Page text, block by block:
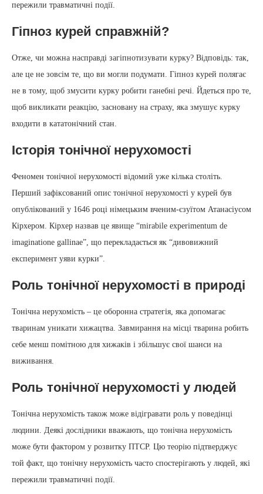
пережили травматичні події.
Гіпноз курей справжній?
Отже, чи можна насправді загіпнотизувати курку? Відповідь: так,
але це не зовсім те, що ви могли подумати. Гіпноз курей полягає
не в тому, щоб змусити курку робити ганебні речі. Йдеться про те,
щоб викликати реакцію, засновану на страху, яка змушує курку
входити в кататонічний стан.
Історія тонічної нерухомості
Феномен тонічної нерухомості відомий уже кілька століть.
Перший зафіксований опис тонічної нерухомості у курей був
опублікований у 1646 році німецьким вченим-єзуїтом Атанасіусом
Кірхером. Кірхер назвав це явище “mirabile experimentum de
imaginatione gallinae”, що перекладається як “дивовижний
експеримент уяви курки”.
Роль тонічної нерухомості в природі
Тонічна нерухомість – це оборонна стратегія, яка допомагає
тваринам уникати хижацтва. Завмирання на місці тварина робить
себе менш помітною для хижаків і збільшує свої шанси на
виживання.
Роль тонічної нерухомості у людей
Тонічна нерухомість також може відігравати роль у поведінці
людини. Деякі дослідники вважають, що тонічна нерухомість
може бути фактором у розвитку ПТСР. Цю теорію підтверджує
той факт, що тонічну нерухомість часто спостерігають у людей, які
пережили травматичні події.